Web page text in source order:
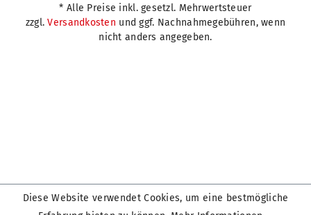
* Alle Preise inkl. gesetzl. Mehrwertsteuer
zzgl.Versandkosten und ggf. Nachnahmegebühren, wenn
nicht anders angegeben.
Diese Website verwendet Cookies, um eine bestmögliche